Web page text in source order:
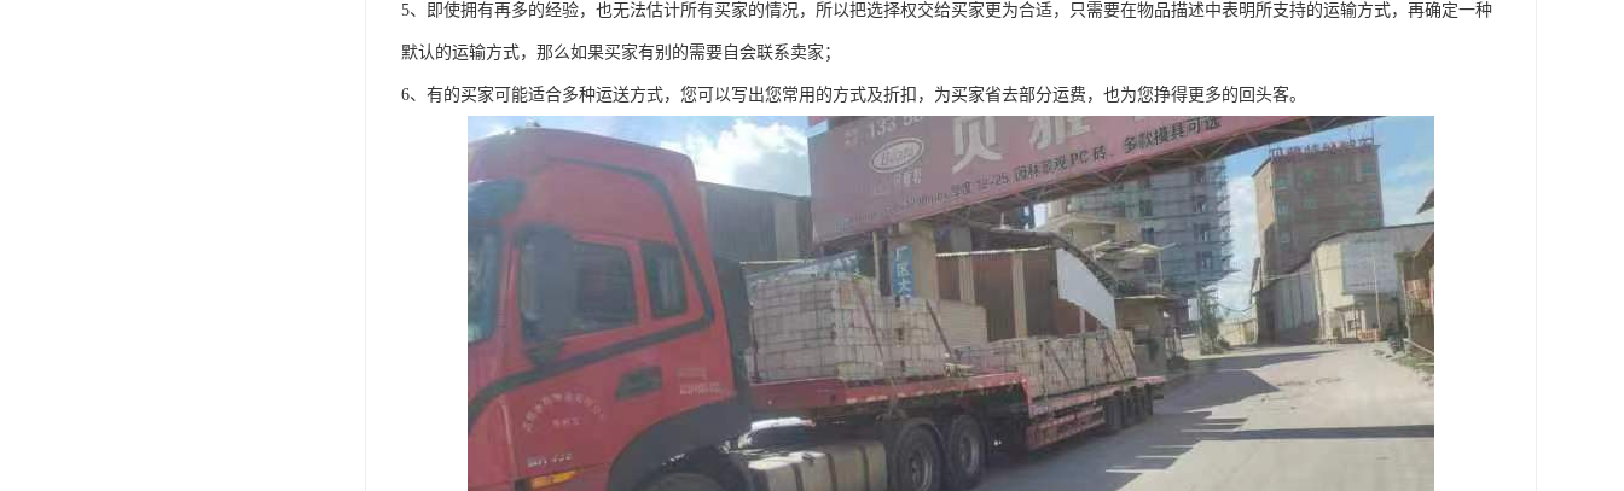
5、即使拥有再多的经验，也无法估计所有买家的情况，所以把选择权交给买家更为合适，只需要在物品描述中表明所支持的运输方式，再确定一种
默认的运输方式，那么如果买家有别的需要自会联系卖家；
6、有的买家可能适合多种运送方式，您可以写出您常用的方式及折扣，为买家省去部分运费，也为您挣得更多的回头客。